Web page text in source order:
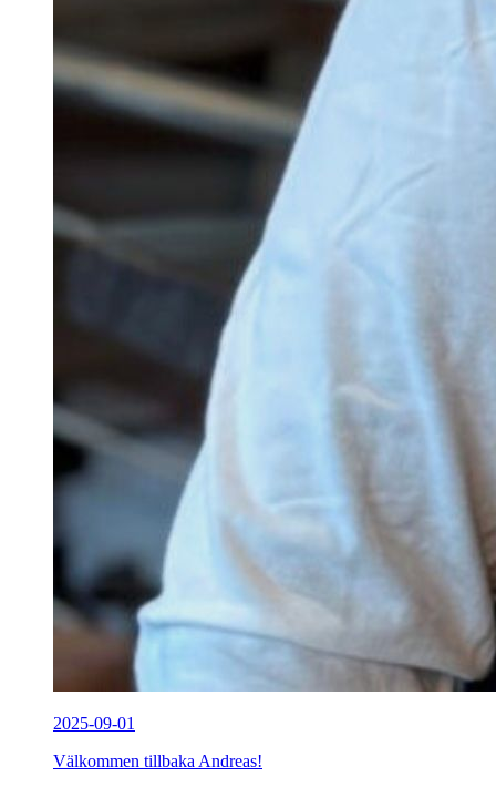
2025-09-01
Välkommen tillbaka Andreas!